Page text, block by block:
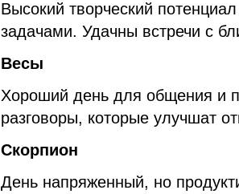
Высокий творческий
задачами. Удачны встречи с
Весы
Хороший день для общения и
разговоры, которые улучшат
Скорпион
День напряженный, но